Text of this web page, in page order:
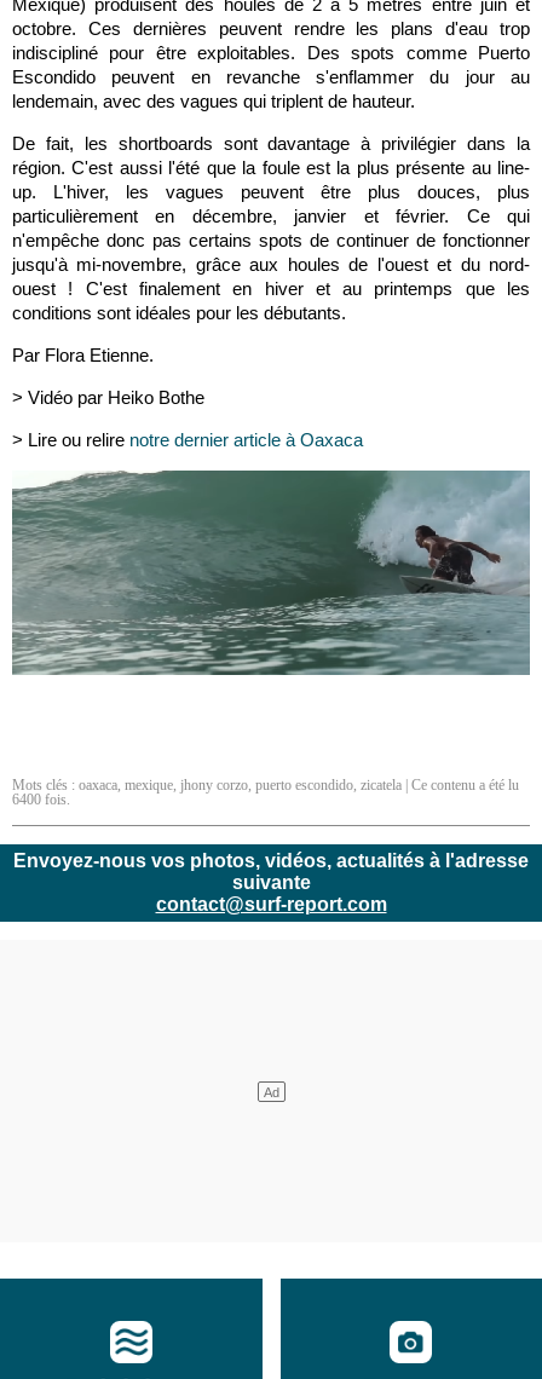
Mexique) produisent des houles de 2 à 5 mètres entre juin et
octobre. Ces dernières peuvent rendre les plans d'eau trop
indiscipliné pour être exploitables. Des spots comme Puerto
Escondido peuvent en revanches'enflammer du jour au
lendemain, avec des vagues qui triplent de hauteur.
De fait, les shortboards sont davantage à privilégier dans la
région. C'est aussi l'été que la foule est la plus présente au line-
up. L'hiver, les vagues peuvent être plus douces, plus
particulièrement en décembre, janvier et février. Ce qui
n'empêche donc pas certains spots de continuer de fonctionner
jusqu'à mi-novembre, grâce aux houles de l'ouest et du nord-
ouest ! C'est finalement en hiver et au printemps que les
conditions sont idéales pour les débutants.
Par Flora Etienne.
> Vidéo par Heiko Bothe
> Lire ou relire notre dernier article à Oaxaca
Mots clés : oaxaca, mexique, jhony corzo, puerto escondido, zicatela | Ce contenu a été lu
6400 fois.
Envoyez-nous vos photos, vidéos, actualités à l'adresse
suivante
contact@surf-report.com